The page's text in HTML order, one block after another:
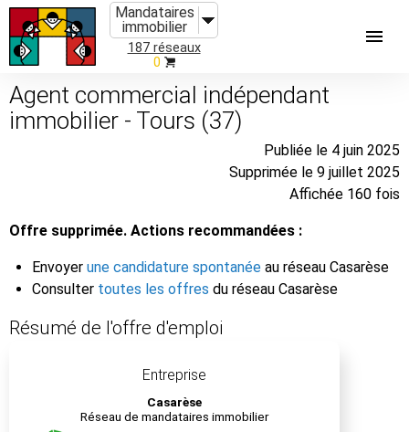
Mandataires
immobilier
187 réseaux
0
Agent commercial indépendant
immobilier - Tours (37)
Publiée le 4 juin 2025
Supprimée le 9 juillet 2025
Affichée 160 fois
Offre supprimée. Actions recommandées :
Envoyer une candidature spontanée au réseau Casarèse
Consulter toutes les offres du réseau Casarèse
Résumé de l'offre d'emploi
Entreprise
Casarèse
Réseau de mandataires immobilier